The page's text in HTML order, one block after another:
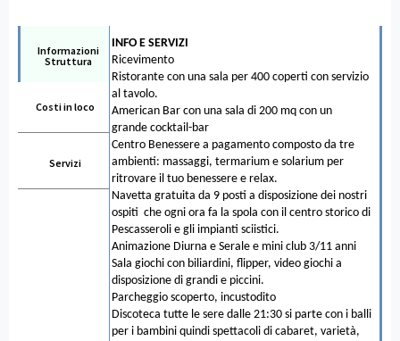
Informazioni
Struttura
Costi in loco
Servizi
INFO E SERVIZI
Ricevimento
Ristorante con una sala per 400 coperti con servizio
al tavolo.
American Bar con una sala di 200 mq con un
grande cocktail-bar
Centro Benessere a pagamento composto da tre
ambienti: massaggi, termarium e solarium per
ritrovare il tuo benessere e relax.
Navetta gratuita da 9 posti a disposizione dei nostri
ospiti che ogni ora fa la spola con il centro storico di
Pescasseroli e gli impianti sciistici.
Animazione Diurna e Serale e mini club 3/11 anni
Sala giochi con biliardini, flipper, video giochi a
disposizione di grandi e piccini.
Parcheggio scoperto, incustodito
Discoteca tutte le sere dalle 21:30 si parte con i balli
per i bambini quindi spettacoli di cabaret, varietà,